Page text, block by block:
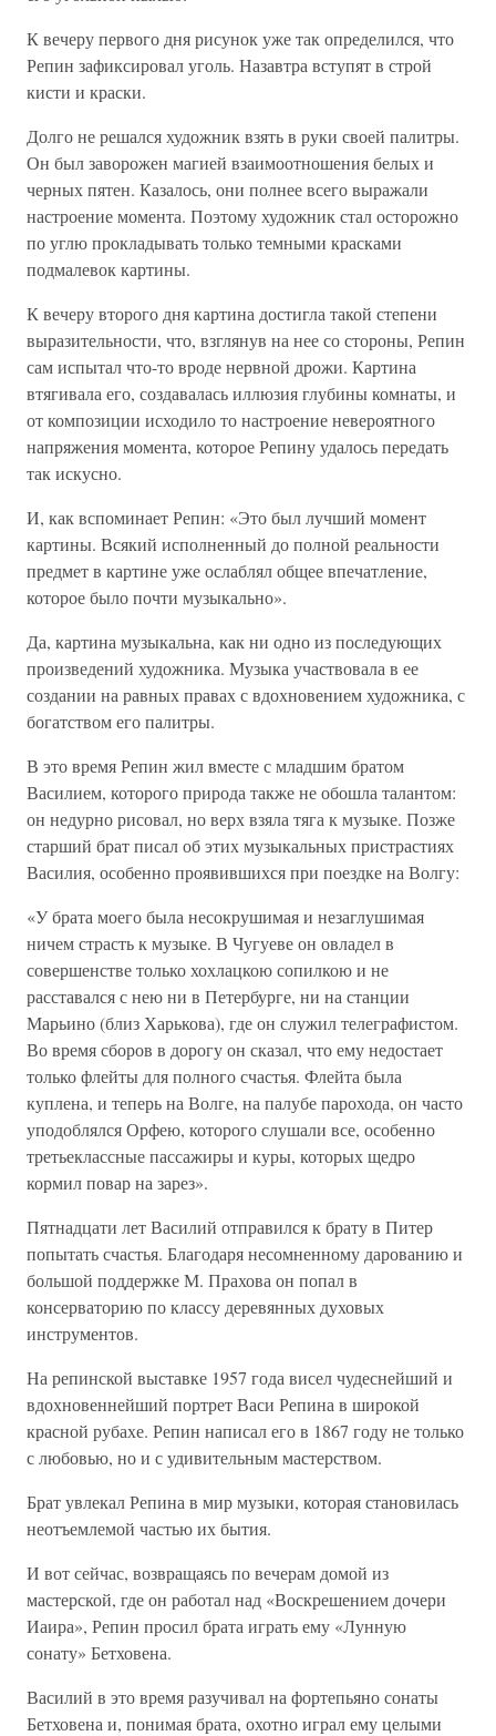
К вечеру первого дня рисунок уже так определился, что
Репин зафиксировал уголь. Назавтра вступят в строй
кисти и краски.
Долго не решался художник взять в руки своей палитры.
Он был заворожен магией взаимоотношения белых и
черных пятен. Казалось, они полнее всего выражали
настроение момента. Поэтому художник стал осторожно
по углю прокладывать только темными красками
подмалевок картины.
К вечеру второго дня картина достигла такой степени
выразительности, что, взглянув на нее со стороны, Репин
сам испытал что-то вроде нервной дрожи. Картина
втягивала его, создавалась иллюзия глубины комнаты, и
от композиции исходило то настроение невероятного
напряжения момента, которое Репину удалось передать
так искусно.
И, как вспоминает Репин: «Это был лучший момент
картины. Всякий исполненный до полной реальности
предмет в картине уже ослаблял общее впечатление,
которое было почти музыкально».
Да, картина музыкальна, как ни одно из последующих
произведений художника. Музыка участвовала в ее
создании на равных правах с вдохновением художника, с
богатством его палитры.
В это время Репин жил вместе с младшим братом
Василием, которого природа также не обошла талантом:
он недурно рисовал, но верх взяла тяга к музыке. Позже
старший брат писал об этих музыкальных пристрастиях
Василия, особенно проявившихся при поездке на Волгу:
«У брата моего была несокрушимая и незаглушимая
ничем страсть к музыке. В Чугуеве он овладел в
совершенстве только хохлацкою сопилкою и не
расставался с нею ни в Петербурге, ни на станции
Марьино (близ Харькова), где он служил телеграфистом.
Во время сборов в дорогу он сказал, что ему недостает
только флейты для полного счастья. Флейта была
куплена, и теперь на Волге, на палубе парохода, он часто
уподоблялся Орфею, которого слушали все, особенно
третьеклассные пассажиры и куры, которых щедро
кормил повар на зарез».
Пятнадцати лет Василий отправился к брату в Питер
попытать счастья. Благодаря несомненному дарованию и
большой поддержке М. Прахова он попал в
консерваторию по классу деревянных духовых
инструментов.
На репинской выставке 1957 года висел чудеснейший и
вдохновеннейший портрет Васи Репина в широкой
красной рубахе. Репин написал его в 1867 году не только
с любовью, но и с удивительным мастерством.
Брат увлекал Репина в мир музыки, которая становилась
неотъемлемой частью их бытия.
И вот сейчас, возвращаясь по вечерам домой из
мастерской, где он работал над «Воскрешением дочери
Иаира», Репин просил брата играть ему «Лунную
сонату» Бетховена.
Василий в это время разучивал на фортепьяно сонаты
Бетховена и, понимая брата, охотно играл ему целыми